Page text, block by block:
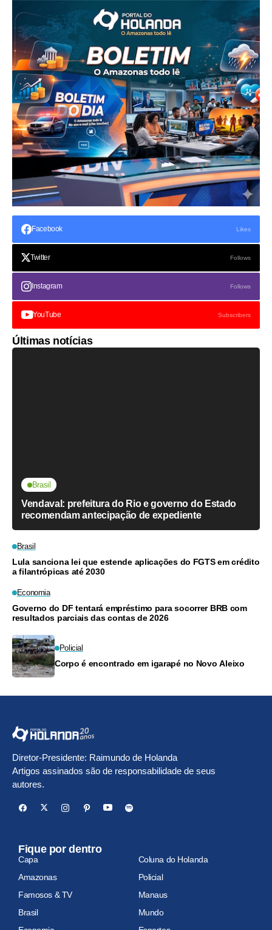
Facebook Likes
Twitter Follows
Instagram Follows
YouTube Subscribers
Últimas notícias
Brasil
Vendaval: prefeitura do Rio e governo do Estado
recomendam antecipação de expediente
Brasil
Lula sanciona lei que estende aplicações do FGTS em crédito
a filantrópicas até 2030
Economia
Governo do DF tentará empréstimo para socorrer BRB com
resultados parciais das contas de 2026
Policial
Corpo é encontrado em igarapé no Novo Aleixo
Diretor-Presidente: Raimundo de Holanda
Artigos assinados são de responsabilidade de seus
autores.
Fique por dentro
Capa
Coluna do Holanda
Amazonas
Policial
Famosos & TV
Manaus
Brasil
Mundo